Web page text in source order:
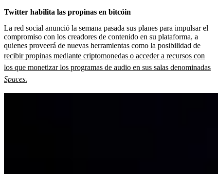
Twitter habilita las propinas en bitcóin
La red social anunció la semana pasada sus planes para impulsar el
compromiso con los creadores de contenido en su plataforma, a
quienes proveerá de nuevas herramientas como la posibilidad de
recibir propinas mediante criptomonedas o acceder a recursos con
los que monetizar los programas de audio en sus salas denominadas
Spaces.